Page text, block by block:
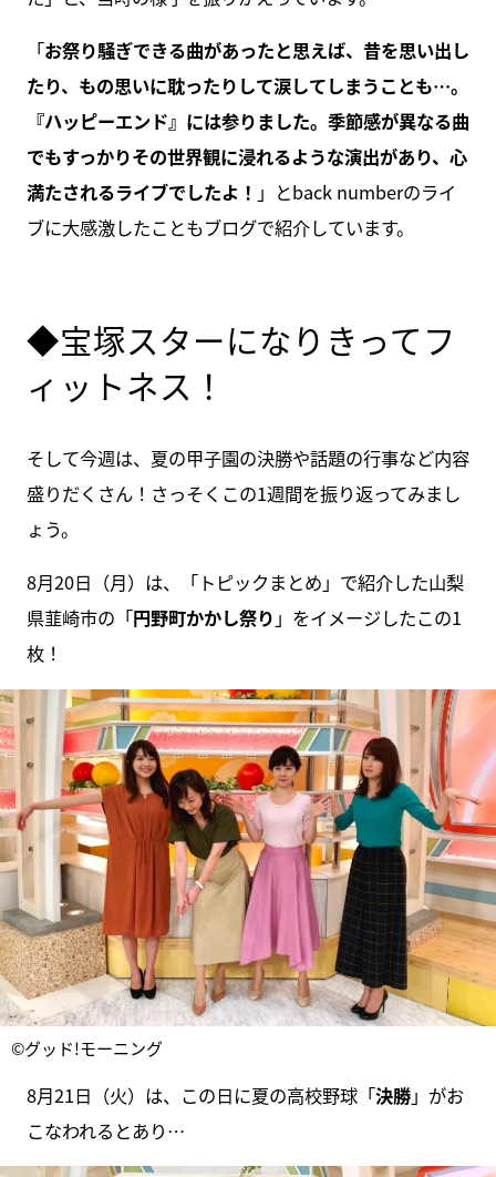
「お祭り騒ぎできる曲があったと思えば、昔を思い出し
たり、もの思いに耽ったりして涙してしまうことも…。
『ハッピーエンド』には参りました。季節感が異なる曲
でもすっかりその世界観に浸れるような演出があり、心
満たされるライブでしたよ！ 」とback numberのライ
ブに大感激したこともブログで紹介しています。
◆宝塚スターになりきってフ
ィットネス！
そして今週は、夏の甲子園の決勝や話題の行事など内容
盛りだくさん！さっそくこの1週間を振り返ってみまし
ょう。
8月20日（月）は、「トピックまとめ」で紹介した山梨
県韮崎市の「円野町かかし祭り 」をイメージしたこの1
枚！
©グッド!モーニング
8月21日（火）は、この日に夏の高校野球「決勝」がお
こなわれるとあり…